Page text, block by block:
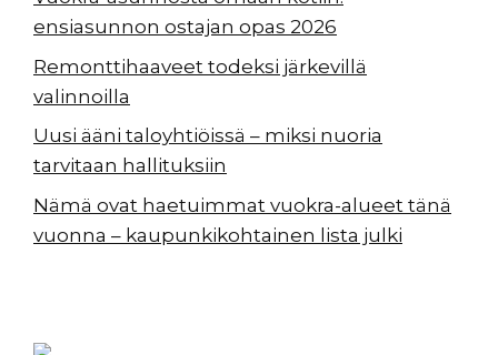
ensiasunnon ostajan opas 2026
Remonttihaaveet todeksi järkevillä
valinnoilla
Uusi ääni taloyhtiöissä – miksi nuoria
tarvitaan hallituksiin
Nämä ovat haetuimmat vuokra-alueet tänä
vuonna – kaupunkikohtainen lista julki